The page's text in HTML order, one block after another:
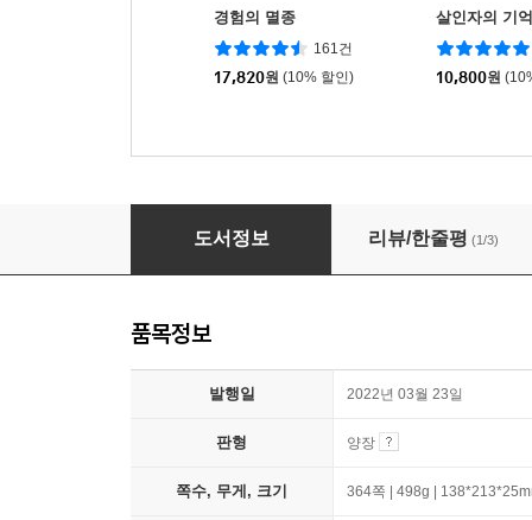
경험의 멸종
161건
17,820원 (10% 할인)
살인자의 기
10,800원
에르메스 수첩의 비밀
도서정보 리뷰/한줄평 (1/3)
품목정보
발행일 2022년 03월 23일
판형 양장
쪽수, 무게, 크기 364쪽 | 498g |